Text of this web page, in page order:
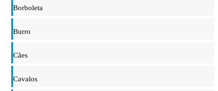
Borboleta
Burro
Cães
Cavalos